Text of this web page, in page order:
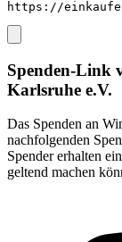
https://
Spenden-Link
Karlsruhe e.V.
Das Spenden an
nachfolgenden
Spender erhalten
geltend machen